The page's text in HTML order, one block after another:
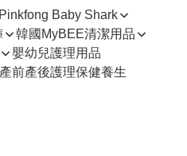
Pinkfong Baby Shark
韓國MyBEE清潔用品
嬰幼兒護理用品
產前產後護理保健養生